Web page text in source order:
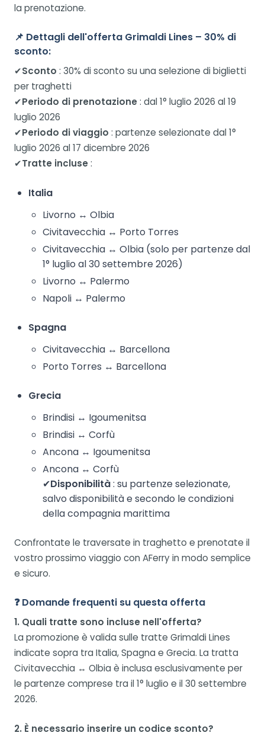
la prenotazione.
📌 Dettagli dell'offerta Grimaldi Lines – 30% di
sconto:
✔Sconto : 30% di sconto su una selezione di biglietti
per traghetti
✔Periodo di prenotazione: dal 1° luglio 2026 al 19
luglio 2026
✔Periodo di viaggio : partenze selezionate dal 1°
luglio 2026 al 17 dicembre 2026
✔Tratte incluse:
Italia
Livorno ↔ Olbia
Civitavecchia ↔ Porto Torres
Civitavecchia ↔ Olbia (solo per partenze dal
1° luglio al 30 settembre 2026)
Livorno ↔ Palermo
Napoli ↔ Palermo
Spagna
Civitavecchia ↔ Barcellona
Porto Torres ↔ Barcellona
Grecia
Brindisi ↔ Igoumenitsa
Brindisi ↔ Corfù
Ancona ↔ Igoumenitsa
Ancona ↔ Corfù
✔Disponibilità: su partenze selezionate,
salvo disponibilità e secondo le condizioni
della compagnia marittima
Confrontate le traversate in traghetto e prenotate il
vostro prossimo viaggio con AFerry in modo semplice
e sicuro.
❓ Domande frequenti su questa offerta
1. Quali tratte sono incluse nell'offerta?
La promozione è valida sulle tratte Grimaldi Lines
indicate sopra tra Italia, Spagna e Grecia. La tratta
Civitavecchia ↔ Olbia è inclusa esclusivamente per
le partenze comprese tra il 1° luglio e il 30 settembre
2026.
2. È necessario inserire un codice sconto?